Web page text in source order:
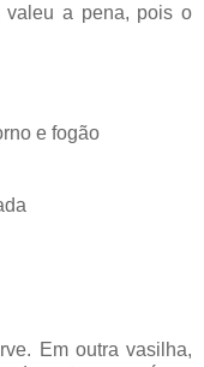
valeu a pena, pois o
e fogão
Em outra vasilha,